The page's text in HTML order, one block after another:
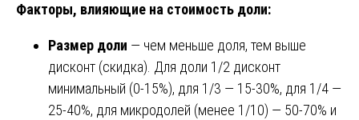
Факторы, влияющие на стоимость доли:
Размер доли — чем меньше доля, тем выше
дисконт (скидка). Для доли 1/2 дисконт
минимальный (0-15%), для 1/3 — 15-30%, для 1/4 —
25-40%, для микродолей (менее 1/10) — 50-70% и